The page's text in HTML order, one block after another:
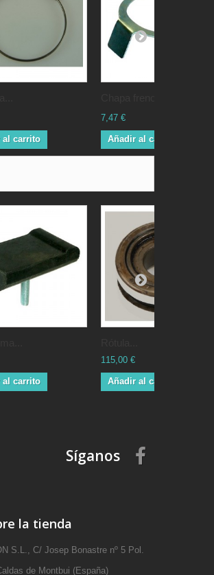
al carrito
7,47 €
Añadir al carrito
al carrito
115,00 €
Añadir al carrito
Síganos
la tienda
S.L., C/ Josep Bonastre nº 5 Pol.
de Montbui (España)